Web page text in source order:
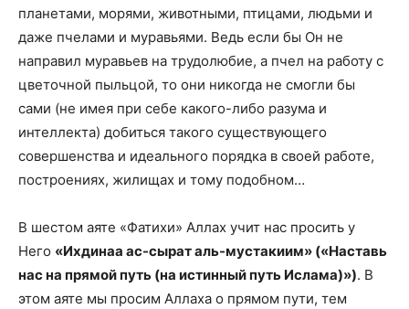
планетами, морями, животными, птицами, людьми и
даже пчелами и муравьями. Ведь если бы Он не
направил муравьев на трудолюбие, а пчел на работу с
цветочной пыльцой, то они никогда не смогли бы
сами (не имея при себе какого-либо разума и
интеллекта) добиться такого существующего
совершенства и идеального порядка в своей работе,
построениях, жилищах и тому подобном…
В шестом аяте «Фатихи» Аллах учит нас просить у
Него «Ихдинаа ас-сырат аль-мустакиим» («Наставь
нас на прямой путь (на истинный путь Ислама)»). В
этом аяте мы просим Аллаха о прямом пути, тем